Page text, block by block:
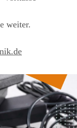
weiter.